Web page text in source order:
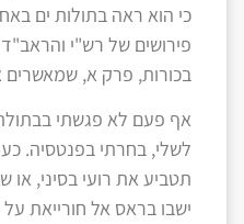
כי הוא ראה בתולות ים
פירושים של רש"י
בכורות, פרק א, שמאשרים
אף פעם לא פגשתי
לשלי, בחרתי בפנטסיה.
תטביע את רועי בסיני,
ישבו בראס אל חורייאת